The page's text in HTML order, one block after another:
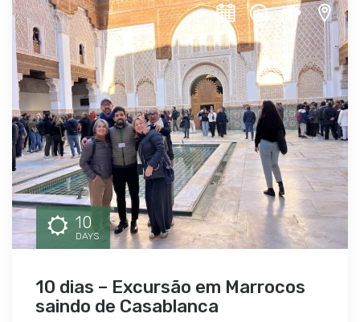
10
DAYS
10 dias – Excursão em Marrocos
saindo de Casablanca